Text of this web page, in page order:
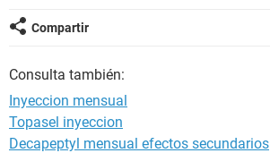
Compartir
Consulta también:
Inyeccion mensual
Topasel inyeccion
Decapeptyl mensual efectos secundarios